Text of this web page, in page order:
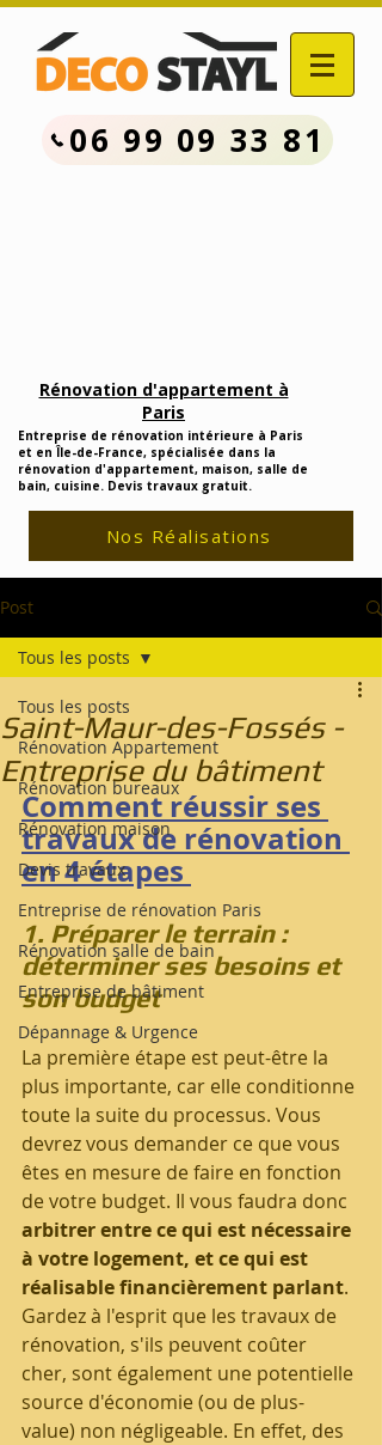
06 99 09 33 81
Rénovation d'appartement à
Paris
Entreprise de rénovation intérieure à Paris
et en Île-de-France, spécialisée dans la
rénovation d'appartement, maison, salle de
bain, cuisine. Devis travaux gratuit.
Nos Réalisations
Post
Tous les posts
Rénovation Appartement
Rénovation bureaux
Rénovation maison
Devis travaux
Entreprise de rénovation Paris
Rénovation salle de bain
Entreprise de bâtiment
Dépannage & Urgence
Tous les posts
Saint-Maur-des-Fossés -
Entreprise du bâtiment
Comment réussir ses
travaux de rénovation
en 4 étapes
1. Préparer le terrain :
déterminer ses besoins et
son budget
La première étape est peut-être la
plus importante, car elle conditionne
toute la suite du processus. Vous
devrez vous demander ce que vous
êtes en mesure de faire en fonction
de votre budget. Il vous faudra donc
arbitrer entre ce qui est nécessaire
à votre logement, et ce qui est
réalisable financièrement parlant.
Gardez à l'esprit que les travaux de
rénovation, s'ils peuvent coûter
cher, sont également une potentielle
source d'économie (ou de plus-
value) non négligeable. En effet, des